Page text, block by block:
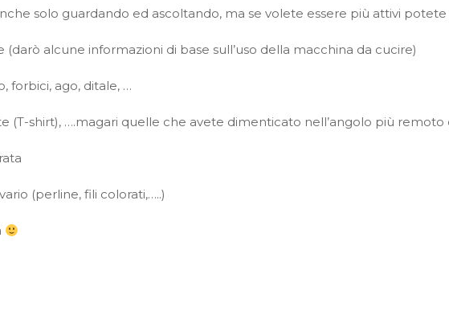
solo guardando ed ascoltando, ma se volete essere più attivi
(darò alcune informazioni di base sull’uso della macchina da cucire)
forbici, ago, ditale, …
(T-shirt), ….magari quelle che avete dimenticato nell’angolo più remoto
(perline, fili colorati,…..)